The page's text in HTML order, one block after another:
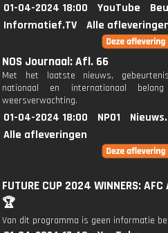
01-04-2024 18:00 YouTube
Informatief.TV
Alle
NOS Journaal: Afl. 66
Met het laatste nieuws,
nationaal en internationaal
weersverwachting.
01-04-2024 18:00 NPO1
Alle afleveringen
FUTURE CUP 2024 WINNERS:
🏆
Van dit programma is geen informatie